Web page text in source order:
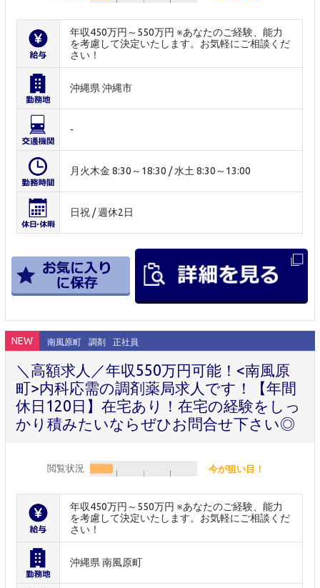
年収450万円～550万円 ※あなたのご経験、能力
を考慮して決定いたします。お気軽にご相談くだ
さい！
沖縄県 沖縄市
-
月火木金 8:30～18:30 / 水土 8:30～13:00
日祝 / 週休2日
NEW 南風原町 調剤 正社員
＼高額求人／年収550万円可能！<南風原
町>内科応需の調剤薬局求人です！【年間
休日120日】在宅あり！在宅の経験をしっ
かり積みたいならぜひお問合せ下さい◎
閲覧状況 今が狙い目！
年収450万円～550万円 ※あなたのご経験、能力
を考慮して決定いたします。お気軽にご相談くだ
さい！
沖縄県 南風原町